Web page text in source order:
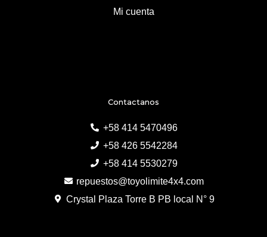
Contactanos
+58 414 5470496
+58 426 5542284
+58 414 5530279
repuestos@toyolimite4x4.com
Crystal Plaza Torre B PB local N° 9
Mi cuenta